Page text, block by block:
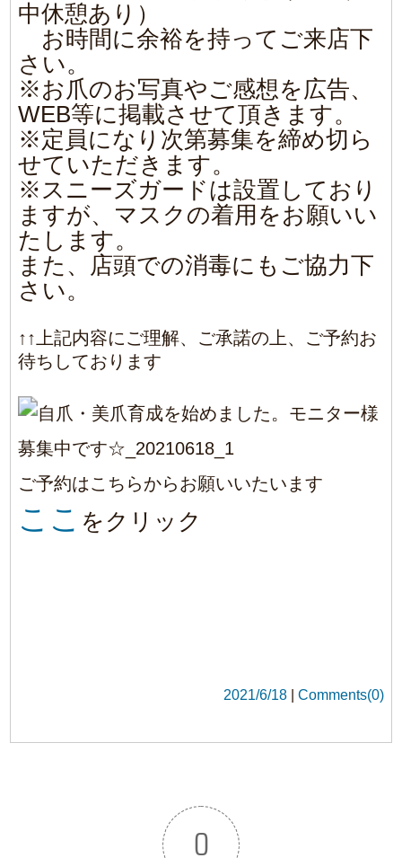
2021/6/18 |Comments(0)
0
Article Rating
Login